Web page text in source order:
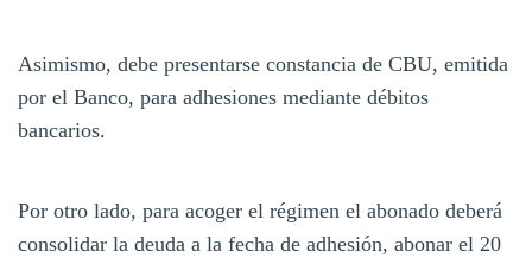
Asimismo, debe presentarse constancia de CBU, emitida
por el Banco, para adhesiones mediante débitos
bancarios.
Por otro lado, para acoger el régimen el abonado deberá
consolidar la deuda a la fecha de adhesión, abonar el 20